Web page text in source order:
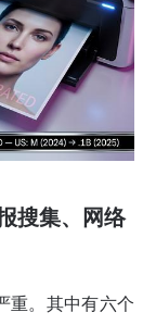
搜集、网络
重。其中有六个